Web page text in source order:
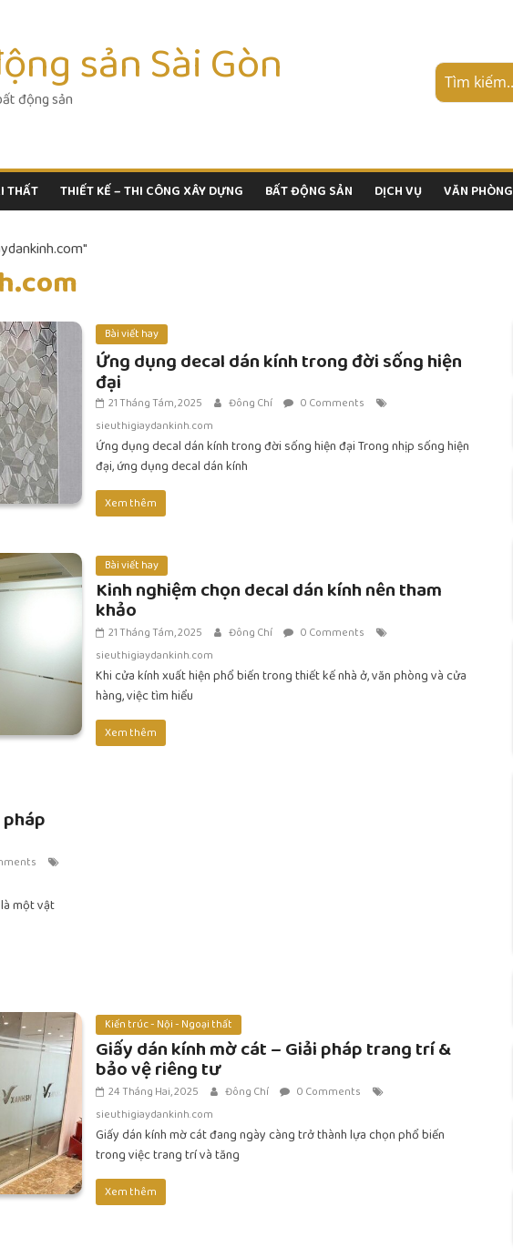
sản Sài Gòn
động sản
THẤT THIẾT KẾ – THI CÔNG XÂY DỰNG BẤT ĐỘNG SẢN DỊCH VỤ VĂN PHÒNG
Bài viết hay
Ứng dụng decal dán kính trong đời sống hiện
đại
21 Tháng Tám, 2025 Đông Chí
0 Comments
sieuthigiaydankinh.com
Ứng dụng decal dán kính trong đời sống hiện đại Trong nhịp sống hiện
đại, ứng dụng decal dán kính
Xem thêm
Bài viết hay
Kinh nghiệm chọn decal dán kính nên tham
khảo
21 Tháng Tám, 2025 Đông Chí
0 Comments
sieuthigiaydankinh.com
Khi cửa kính xuất hiện phổ biến trong thiết kế nhà ở, văn phòng và cửa
hàng, việc tìm hiểu
Xem thêm
một vật
Kiến trúc - Nội - Ngoại thất
Giấy dán kính mờ cát – Giải pháp trang trí &
bảo vệ riêng tư
24 Tháng Hai, 2025 Đông Chí
0 Comments
sieuthigiaydankinh.com
Giấy dán kính mờ cát đang ngày càng trở thành lựa chọn phổ biến
trong việc trang trí và tăng
Xem thêm